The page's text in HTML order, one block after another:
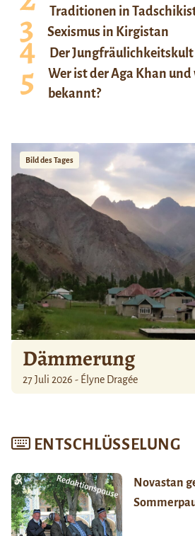
Traditionen in
Sexismus in Kirgistan
Der
Wer ist der Aga Khan
bekannt?
Bild des Tages
Dämmerung
27 Juli 2026 - Élyne Dragée
ENTSCHLÜSSELUNG
Novastan